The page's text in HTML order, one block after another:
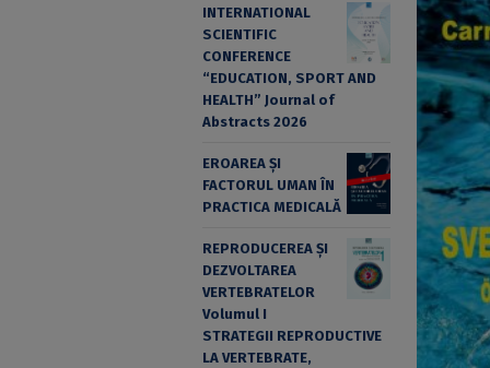
INTERNATIONAL
SCIENTIFIC
CONFERENCE
“EDUCATION, SPORT AND
HEALTH” Journal of
Abstracts 2026
EROAREA ȘI
FACTORUL UMAN ÎN
PRACTICA MEDICALĂ
REPRODUCEREA ȘI
DEZVOLTAREA
VERTEBRATELOR
Volumul I
STRATEGII REPRODUCTIVE
LA VERTEBRATE,